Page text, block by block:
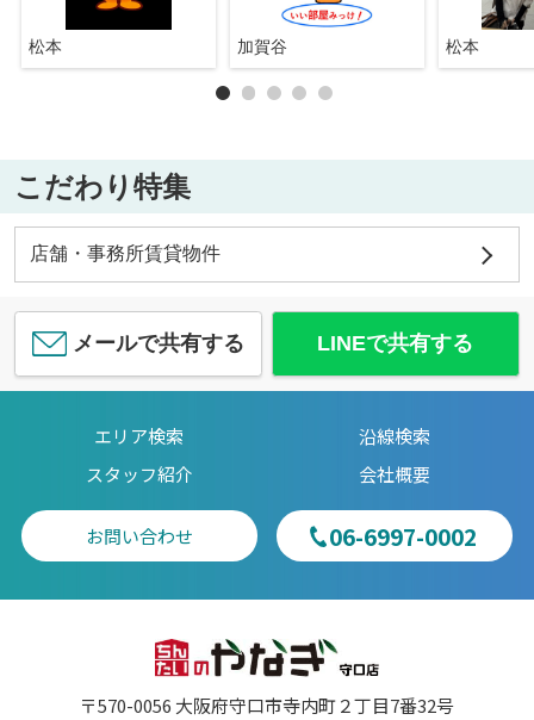
松本 加賀谷 松本
こだわり特集
店舗・事務所賃貸物件
メールで共有する LINEで共有する
エリア検索
沿線検索
スタッフ紹介
会社概要
お問い合わせ 06-6997-0002
〒570-0056 大阪府守口市寺内町２丁目7番32号